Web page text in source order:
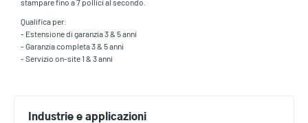
stampare fino a 7 pollici al secondo.
Qualifica per:
- Estensione di garanzia 3 & 5 anni
- Garanzia completa 3 & 5 anni
- Servizio on-site 1 & 3 anni
Industrie e applicazioni